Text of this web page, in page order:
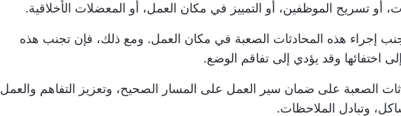
أو تسريح الموظفين، أو التمييز في مكان العمل، أو المعضلات الأخلاقية.
إجراء هذه المحادثات الصعبة في مكان العمل. ومع ذلك، فإن تجنب هذه
اختفائها وقد يؤدي إلى تفاقم الوضع.
الصعبة على ضمان سير العمل على المسار الصحيح، وتعزيز التفاهم والعمل
وتبادل الملاحظات.